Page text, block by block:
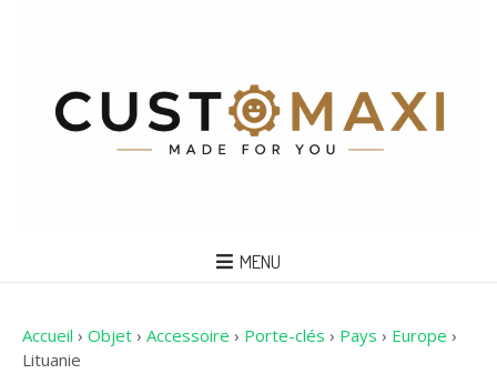
MENU
Accueil › Objet › Accessoire › Porte-clés › Pays › Europe ›
Lituanie